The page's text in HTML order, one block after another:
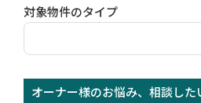
対象物件のタイプ
オーナー様のお悩み、相談した